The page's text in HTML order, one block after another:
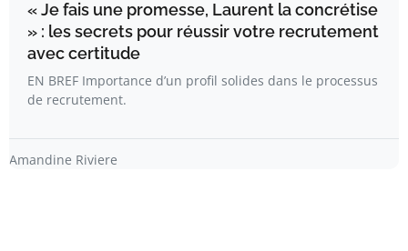
« Je fais une promesse, Laurent la concrétise
» : les secrets pour réussir votre recrutement
avec certitude
EN BREF Importance d’un profil solides dans le processus
de recrutement.
Amandine Riviere